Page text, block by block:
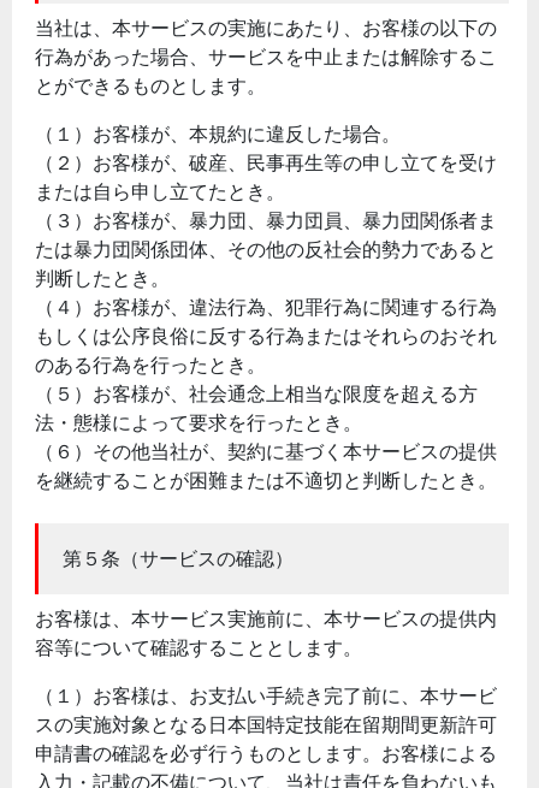
当社は、本サービスの実施にあたり、お客様の以下の
行為があった場合、サービスを中止または解除するこ
とができるものとします。
（１）お客様が、本規約に違反した場合。
（２）お客様が、破産、民事再生等の申し立てを受け
または自ら申し立てたとき。
（３）お客様が、暴力団、暴力団員、暴力団関係者ま
たは暴力団関係団体、その他の反社会的勢力であると
判断したとき。
（４）お客様が、違法行為、犯罪行為に関連する行為
もしくは公序良俗に反する行為またはそれらのおそれ
のある行為を行ったとき。
（５）お客様が、社会通念上相当な限度を超える方
法・態様によって要求を行ったとき。
（６）その他当社が、契約に基づく本サービスの提供
を継続することが困難または不適切と判断したとき。
第５条（サービスの確認）
お客様は、本サービス実施前に、本サービスの提供内
容等について確認することとします。
（１）お客様は、お支払い手続き完了前に、本サービ
スの実施対象となる日本国特定技能在留期間更新許可
申請書の確認を必ず行うものとします。お客様による
入力・記載の不備について、当社は責任を負わないも